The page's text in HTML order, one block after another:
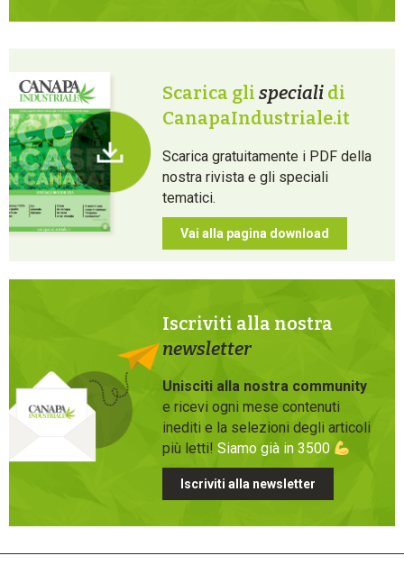
Scarica gli speciali di
CanapaIndustriale.it
Scarica gratuitamente i PDF della
nostra rivista e gli speciali
tematici.
Vai alla pagina download
Iscriviti alla nostra
newsletter
Unisciti alla nostra community
e ricevi ogni mese contenuti
inediti e la selezioni degli articoli
più letti! Siamo già in 3500
Iscriviti alla newsletter